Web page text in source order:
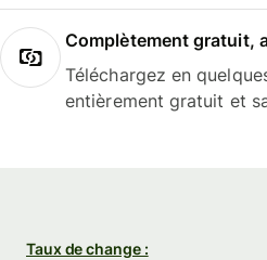
Complètement gratuit,
Téléchargez en
entièrement gratuit et
Taux de change :